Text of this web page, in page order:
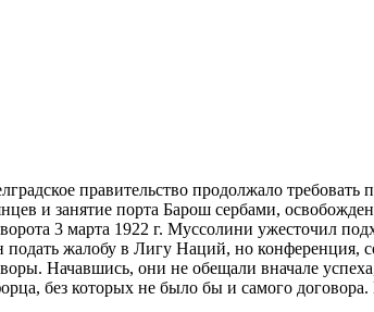
правительство продолжало
и занятие порта Барош сербами,
3 марта 1922 г. Муссолини ужесточил
подать жалобу в Лигу Наций, но конференция,
Начавшись, они не обещали вначале
без которых не было бы и самого